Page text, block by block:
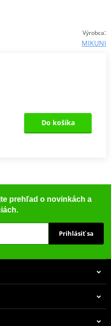
Výrobca:
MIKUNI
Do košíka
prehľad o novinkách a
Prihlásiť sa